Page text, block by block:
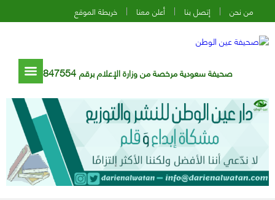
من نحن إتصل بنا أعلن معنا خريطة الموقع
صحيفة سعودية مرخصة من وزارة الإعلام برقم 847554